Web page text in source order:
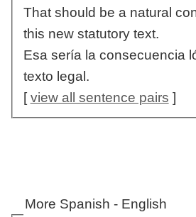
That should be a natural
this new statutory text.
Esa sería la consecuencia
texto legal.
[view all sentence pairs ]
More Spanish - English